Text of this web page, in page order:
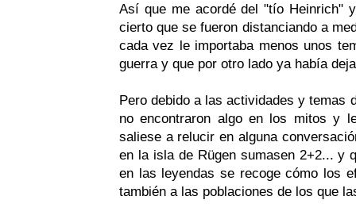
Así que me acordé del "tío Heinrich"
cierto que se fueron distanciando a
cada vez le importaba menos unos
guerra y que por otro lado ya había
Pero debido a las actividades y temas
no encontraron algo en los mitos y
saliese a relucir en alguna
en la isla de Rügen sumasen 2+2... y
en las leyendas se recoge cómo los
también a las poblaciones de los que